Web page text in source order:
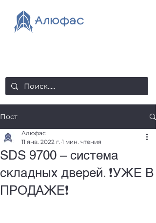
Пост
SDS 9700 – система
складных дверей. ❗️УЖЕ В
ПРОДАЖЕ❗️
Алюфас
11 янв. 2022 г. 1 мин. чтения